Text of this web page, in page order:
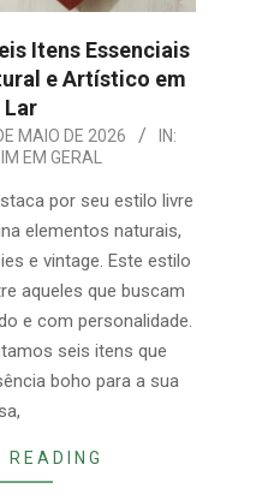
Itens Essenciais
e Artístico em
Lar
MAIO DE 2026
IN:
EM GERAL
por seu estilo livre
elementos naturais,
e vintage. Este estilo
aqueles que buscam
e com personalidade.
seis itens que
boho para a sua
READING